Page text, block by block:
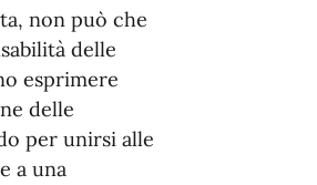
non può che
delle
esprimere
delle
per unirsi alle
a una